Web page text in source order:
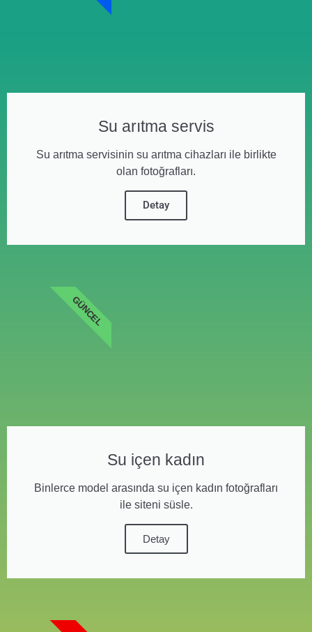
Su arıtma servis
Su arıtma servisinin su arıtma cihazları ile birlikte
olan fotoğrafları.
Detay
Su içen kadın
Binlerce model arasında su içen kadın fotoğrafları
ile siteni süsle.
Detay
GÜNCEL